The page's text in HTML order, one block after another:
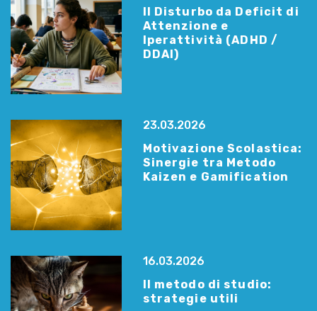
Il Disturbo da Deficit di
Attenzione e
Iperattività (ADHD /
DDAI)
23.03.2026
Motivazione Scolastica:
Sinergie tra Metodo
Kaizen e Gamification
16.03.2026
Il metodo di studio:
strategie utili